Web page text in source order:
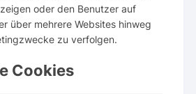
oder den Benutzer auf
über mehrere Websites hinweg
zu verfolgen.
Cookies